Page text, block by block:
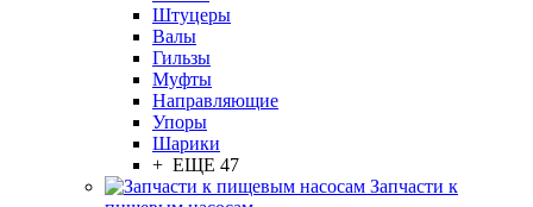
Штуцеры
Валы
Гильзы
Муфты
Направляющие
Упоры
Шарики
+ ЕЩЕ 47
Запчасти к